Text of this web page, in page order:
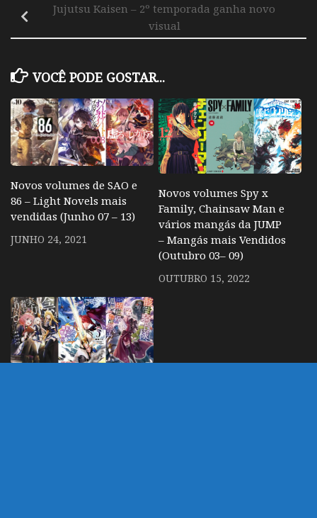
Jujutsu Kaisen – 2º temporada ganha novo
visual
VOCÊ PODE GOSTAR...
Novos volumes de SAO e
86 – Light Novels mais
vendidas (Junho 07 – 13)
JUNHO 24, 2021
Novos volumes Spy x
Family, Chainsaw Man e
vários mangás da JUMP
– Mangás mais Vendidos
(Outubro 03– 09)
OUTUBRO 15, 2022